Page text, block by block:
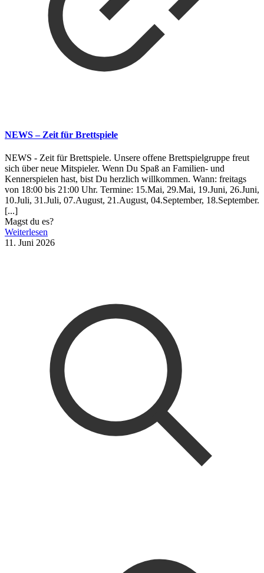
NEWS – Zeit für Brettspiele
NEWS - Zeit für Brettspiele. Unsere offene Brettspielgruppe freut
sich über neue Mitspieler. Wenn Du Spaß an Familien- und
Kennerspielen hast, bist Du herzlich willkommen. Wann: freitags
von 18:00 bis 21:00 Uhr. Termine: 15.Mai, 29.Mai, 19.Juni, 26.Juni,
10.Juli, 31.Juli, 07.August, 21.August, 04.September, 18.September.
[...]
Magst du es?
Weiterlesen
11. Juni 2026